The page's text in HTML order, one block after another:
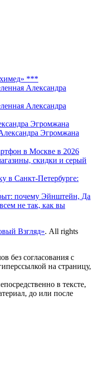
***
Александра
Александра
Эгромжана
Эгромжана
в Москве в 2026
скидки и серый
в Санкт-Петербурге:
почему Эйнштейн, Да
не так, как вы
Взгляд». All rights
без согласования с
на страницу,
в тексте,
до или после